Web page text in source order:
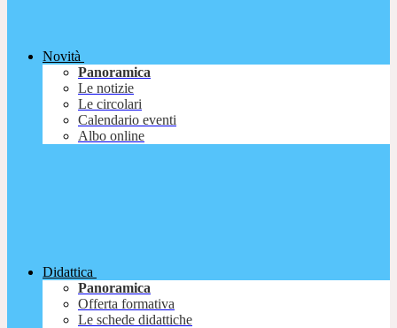
Novità
Panoramica
Le notizie
Le circolari
Calendario eventi
Albo online
Didattica
Panoramica
Offerta formativa
Le schede didattiche